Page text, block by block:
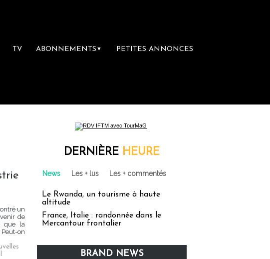
TV ABONNEMENTS ▼ PETITES ANNONCES
un
de
que la
Peut-on
DERNIÈRE HEURE
News Les + lus Les + commentés
Le Rwanda, un tourisme à haute
altitude
France, Italie : randonnée dans le
Mercantour frontalier
BRAND NEWS